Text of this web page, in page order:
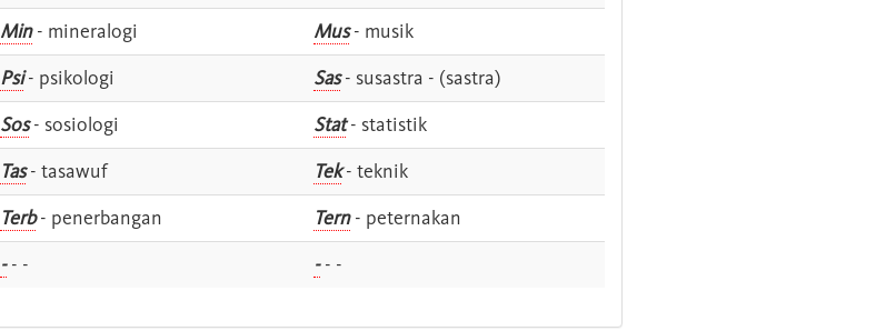
Min- mineralogi Mus- musik
Psi- psikologi Sas- susastra - (sastra)
Sos- sosiologi Stat- statistik
Tas- tasawuf Tek- teknik
Terb- penerbangan Tern- peternakan
-- - -- -